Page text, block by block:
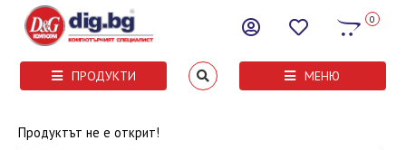
0
ПРОДУКТИ МЕНЮ
Продуктът не е открит!